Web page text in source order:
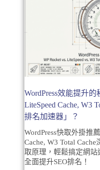
WordPress效能提升
LiteSpeed Cache, W3
排名加速器」？
WordPress快取外掛推
Cache, W3 Total
取原理，輕鬆搞定網站
全面提升SEO排名！